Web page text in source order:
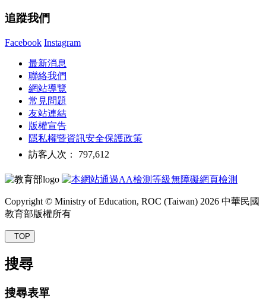
追蹤我們
Facebook Instagram
最新消息
聯絡我們
網站導覽
常見問題
友站連結
版權宣告
隱私權暨資訊安全保護政策
訪客人次： 797,612
Copyright © Ministry of Education, ROC (Taiwan) 2026 中華民國
教育部版權所有
TOP
搜尋
搜尋表單